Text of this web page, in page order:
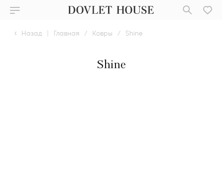
Назад | Главная / Ковры / Shine
Shine